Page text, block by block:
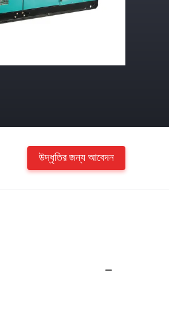
উদ্ধৃতির জন্য আবেদন